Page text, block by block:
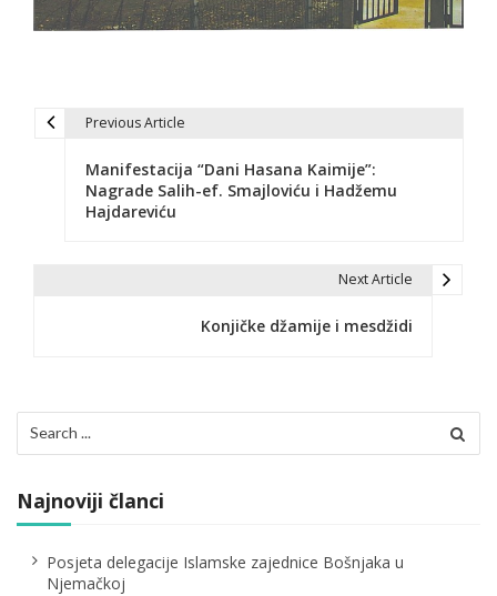
i
j
a
Previous Article
Manifestacija “Dani Hasana Kaimije”:
Nagrade Salih-ef. Smajloviću i Hadžemu
Hajdareviću
Next Article
Konjičke džamije i mesdžidi
for:
Najnoviji članci
Posjeta delegacije Islamske zajednice Bošnjaka u
Njemačkoj